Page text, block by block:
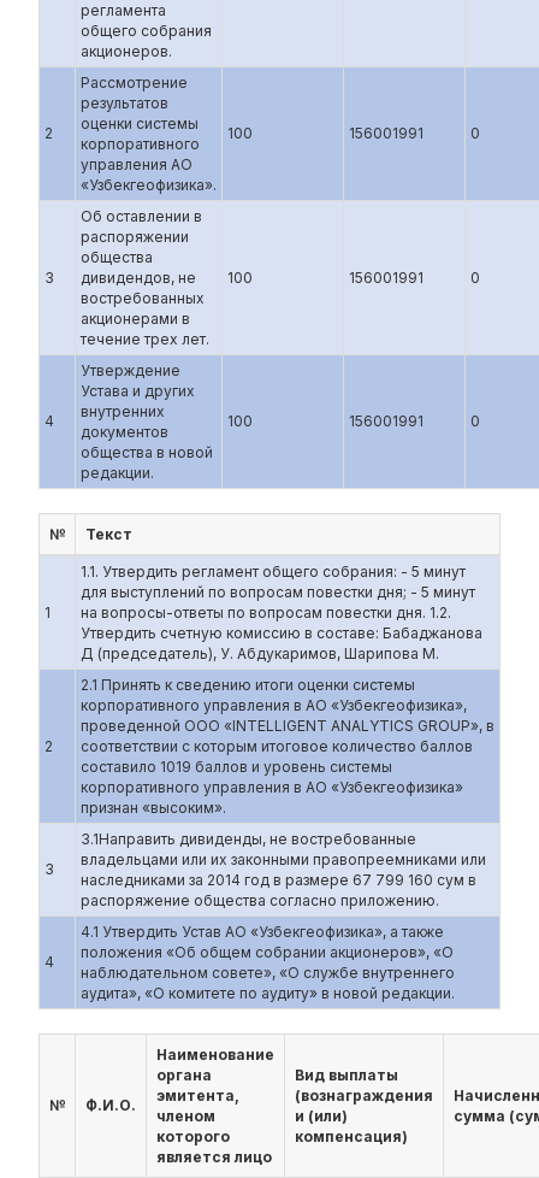
регламента
общего собрания
акционеров.
2
Рассмотрение
результатов
оценки системы
корпоративного
управления АО
«Узбекгеофизика».
100 156001991 0
3
Об оставлении в
распоряжении
общества
дивидендов, не
востребованных
акционерами в
течение трех лет.
100 156001991 0
4
Утверждение
Устава и других
внутренних
документов
общества в новой
редакции.
100 156001991 0
№ Текст
1
1.1. Утвердить регламент общего собрания: - 5 минут
для выступлений по вопросам повестки дня; - 5 минут
на вопросы-ответы по вопросам повестки дня. 1.2.
Утвердить счетную комиссию в составе: Бабаджанова
Д (председатель), У. Абдукаримов, Шарипова М.
2
2.1 Принять к сведению итоги оценки системы
корпоративного управления в АО «Узбекгеофизика»,
проведенной ООО «INTELLIGENT ANALYTICS GROUP», в
соответствии с которым итоговое количество баллов
составило 1019 баллов и уровень системы
корпоративного управления в АО «Узбекгеофизика»
признан «высоким».
3
3.1Направить дивиденды, не востребованные
владельцами или их законными правопреемниками или
наследниками за 2014 год в размере 67 799 160 сум в
распоряжение общества согласно приложению.
4
4.1 Утвердить Устав АО «Узбекгеофизика», а также
положения «Об общем собрании акционеров», «О
наблюдательном совете», «О службе внутреннего
аудита», «О комитете по аудиту» в новой редакции.
№ Ф.И.О.
Наименование
органа
эмитента,
членом
которого
является лицо
Вид выплаты
(вознаграждения
и (или)
компенсация)
сумма